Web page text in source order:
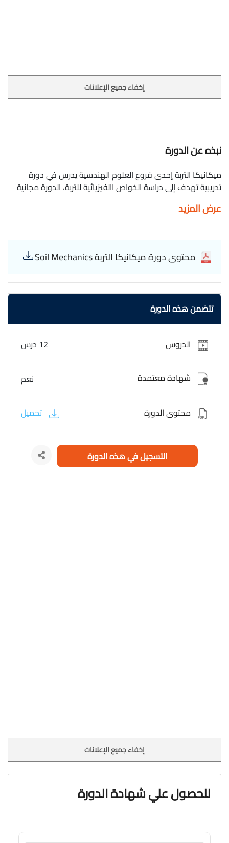
إخفاء جميع الإعلانات
نبذه عن الدورة
ميكانيكا التربة إحدى فروع العلوم الهندسية يدرس في دورة
تدريبية تهدف إلى دراسة الخواص االفيزيائية للتربة، الدورة مجانية
بالهندسة Soil Mechanics Lectures
عرض المزيد
محتوى دورة ميكانيكا التربة Soil Mechanics
تتضمن هذه الدورة
الدروس 12 درس
شهادة معتمدة نعم
محتوى الدورة تحميل
التسجيل في هذه الدورة
إخفاء جميع الإعلانات
للحصول علي شهادة الدورة